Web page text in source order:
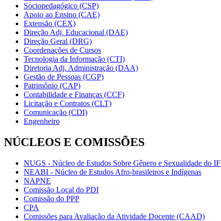
Sociopedagógico (CSP)
Apoio ao Ensino (CAE)
Extensão (CEX)
Direção Adj. Educacional (DAE)
Direção Geral (DRG)
Coordenações de Cursos
Tecnologia da Informação (CTI)
Diretoria Adj. Administração (DAA)
Gestão de Pessoas (CGP)
Patrimônio (CAP)
Contabilidade e Finanças (CCF)
Licitação e Contratos (CLT)
Comunicação (CDI)
Engenheiro
NÚCLEOS E COMISSÕES
NUGS - Núcleo de Estudos Sobre Gênero e Sexualidade do
NEABI - Núcleo de Estudos Afro-brasileiros e Indígenas
NAPNE
Comissão Local do PDI
Comissão do PPP
CPA
Comissões para Avaliação da Atividade Docente (CAAD)